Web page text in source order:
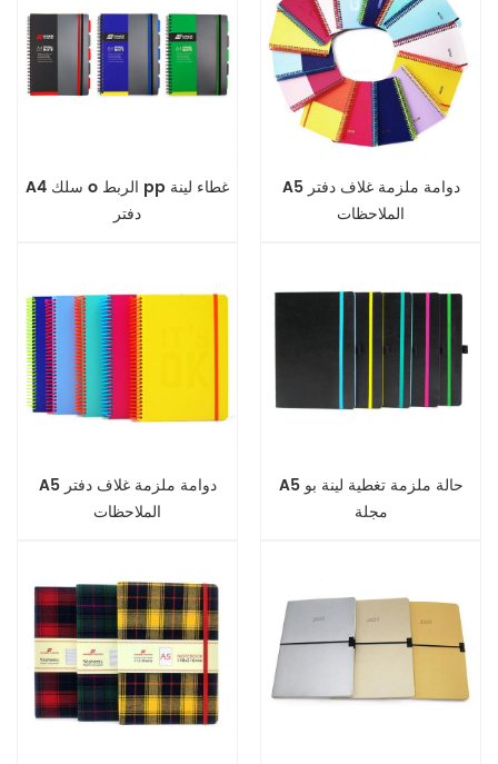
A4 سلك o الربط pp غطاء لينة
دفتر
A5 دوامة ملزمة غلاف دفتر
الملاحظات
A5 دوامة ملزمة غلاف دفتر
الملاحظات
A5 حالة ملزمة تغطية لينة بو
مجلة